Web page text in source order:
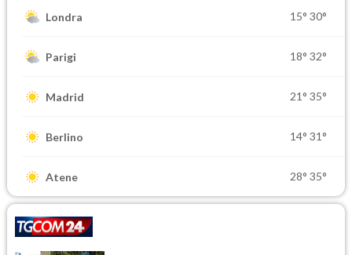
Londra 15° 30°
Parigi 18° 32°
Madrid 21° 35°
Berlino 14° 31°
Atene 28° 35°